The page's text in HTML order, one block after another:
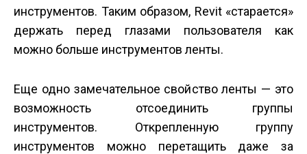
инструментов. Таким образом, Revit «старается»
держать перед глазами пользователя как
можно больше инструментов ленты.
Еще одно замечательное свойство ленты — это
возможность отсоединить группы
инструментов. Открепленную группу
инструментов можно перетащить даже за